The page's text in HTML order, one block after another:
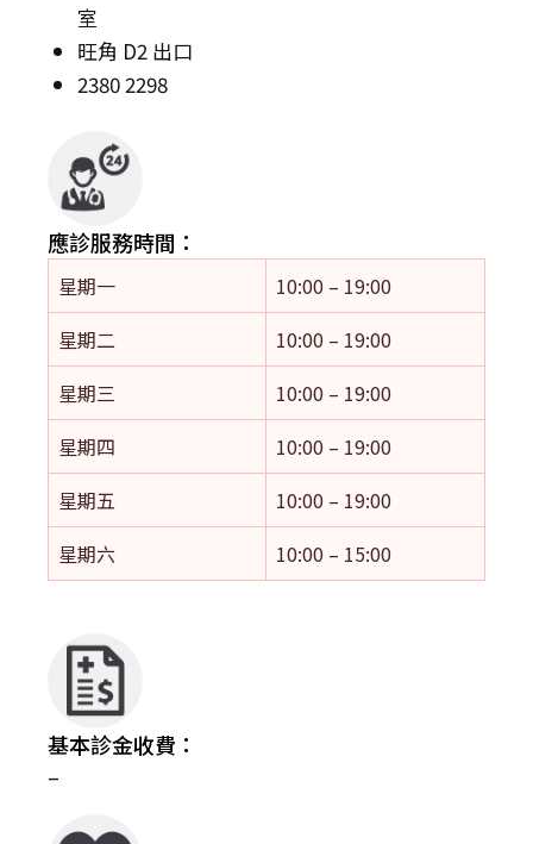
室
旺角 D2 出口
2380 2298
應診服務時間：
星期一
10:00 – 19:00
星期二
10:00 – 19:00
星期三
10:00 – 19:00
星期四
10:00 – 19:00
星期五
10:00 – 19:00
星期六
10:00 – 15:00
基本診金收費：
–